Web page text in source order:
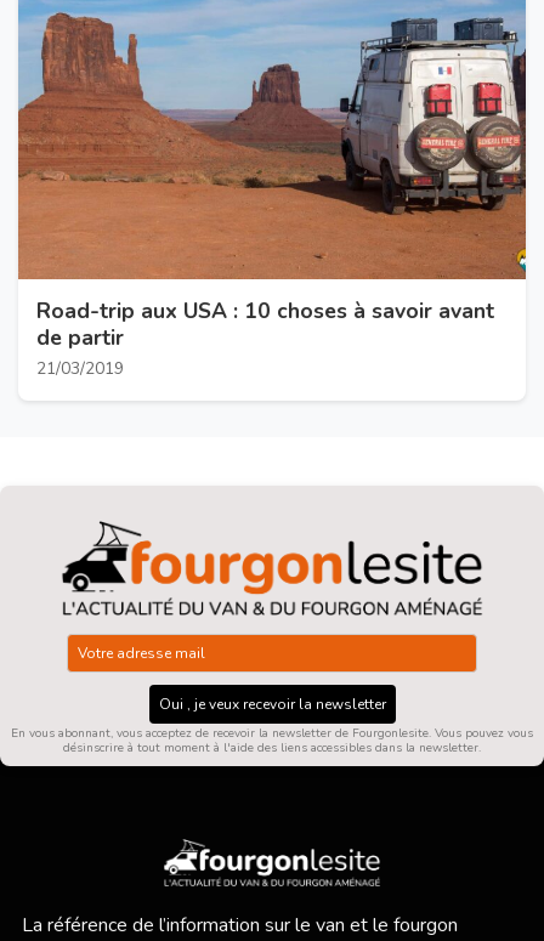
Road-trip aux USA : 10 choses à savoir avant
de partir
21/03/2019
Oui , je veux recevoir la newsletter
En vous abonnant, vous acceptez de recevoir la newsletter de Fourgonlesite. Vous pouvez vous
désinscrire à tout moment à l'aide des liens accessibles dans la newsletter.
La référence de l’information sur le van et le fourgon